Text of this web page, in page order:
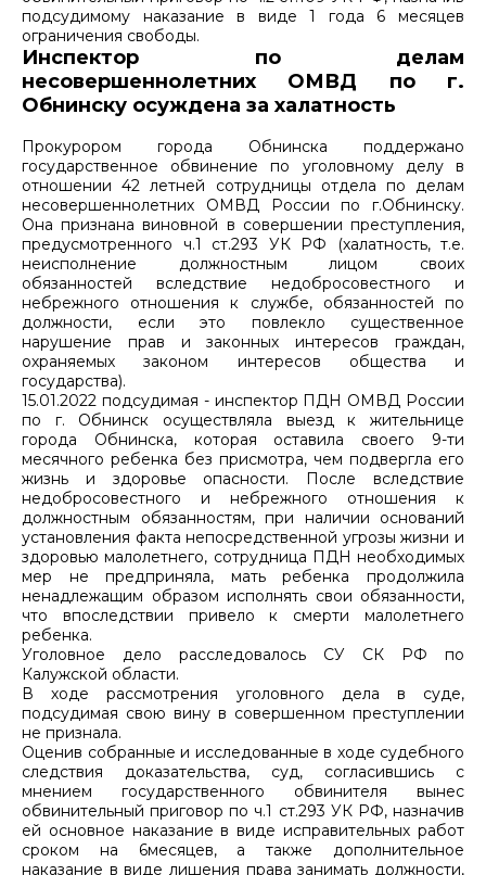
подсудимому наказание в виде 1 года 6 месяцев
ограничения свободы.
Инспектор по делам
несовершеннолетних ОМВД по г.
Обнинску осуждена за халатность
Прокурором города Обнинска поддержано
государственное обвинение по уголовному делу в
отношении 42 летней сотрудницы отдела по делам
несовершеннолетних ОМВД России по г.Обнинску.
Она признана виновной в совершении преступления,
предусмотренного ч.1 ст.293 УК РФ (халатность, т.е.
неисполнение должностным лицом своих
обязанностей вследствие недобросовестного и
небрежного отношения к службе, обязанностей по
должности, если это повлекло существенное
нарушение прав и законных интересов граждан,
охраняемых законом интересов общества и
государства).
15.01.2022 подсудимая - инспектор ПДН ОМВД России
по г. Обнинск осуществляла выезд к жительнице
города Обнинска, которая оставила своего 9-ти
месячного ребенка без присмотра, чем подвергла его
жизнь и здоровье опасности. После вследствие
недобросовестного и небрежного отношения к
должностным обязанностям, при наличии оснований
установления факта непосредственной угрозы жизни и
здоровью малолетнего, сотрудница ПДН необходимых
мер не предприняла, мать ребенка продолжила
ненадлежащим образом исполнять свои обязанности,
что впоследствии привело к смерти малолетнего
ребенка.
Уголовное дело расследовалось СУ СК РФ по
Калужской области.
В ходе рассмотрения уголовного дела в суде,
подсудимая свою вину в совершенном преступлении
не признала.
Оценив собранные и исследованные в ходе судебного
следствия доказательства, суд, согласившись с
мнением государственного обвинителя вынес
обвинительный приговор по ч.1 ст.293 УК РФ, назначив
ей основное наказание в виде исправительных работ
сроком на 6месяцев, а также дополнительное
наказание в виде лишения права занимать должности,